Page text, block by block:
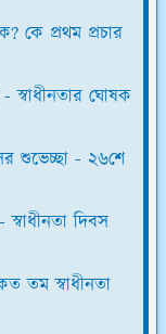
কে প্রথম প্রচার
স্বাধীনতার ঘোষক
শুভেচ্ছা - ২৬শে
দিবস
তম স্বাধীনতা